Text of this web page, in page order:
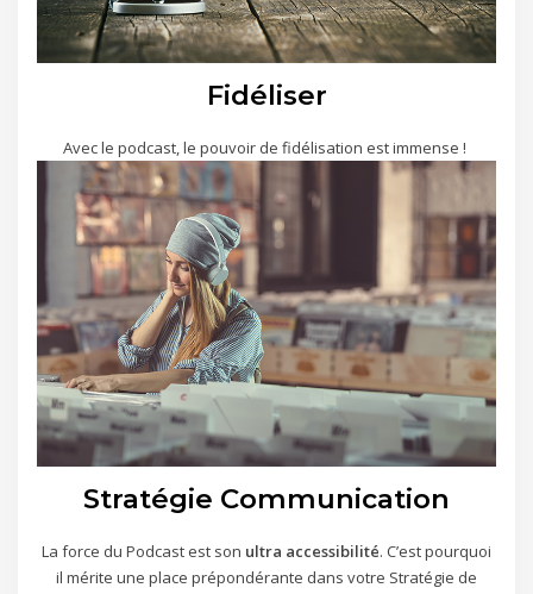
Fidéliser
Avec le podcast, le pouvoir de fidélisation est immense !
Stratégie Communication
La force du Podcast est son ultra accessibilité. C’est pourquoi
il mérite une place prépondérante dans votre Stratégie de